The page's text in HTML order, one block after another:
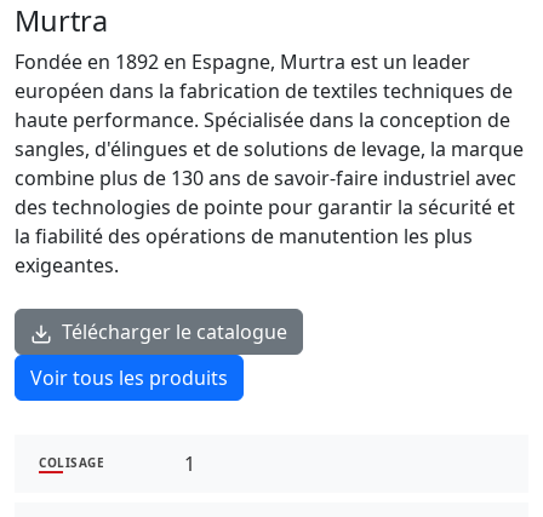
Murtra
Fondée en 1892 en Espagne, Murtra est un leader
européen dans la fabrication de textiles techniques de
haute performance. Spécialisée dans la conception de
sangles, d'élingues et de solutions de levage, la marque
combine plus de 130 ans de savoir-faire industriel avec
des technologies de pointe pour garantir la sécurité et
la fiabilité des opérations de manutention les plus
exigeantes.
Télécharger le catalogue
Voir tous les produits
COLISAGE 1